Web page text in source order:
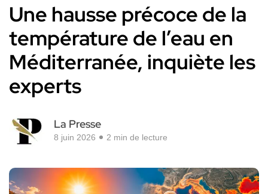
Une hausse précoce de la
température de l’eau en
Méditerranée, inquiète les
experts
La Presse
8 juin 2026 2 min de lecture